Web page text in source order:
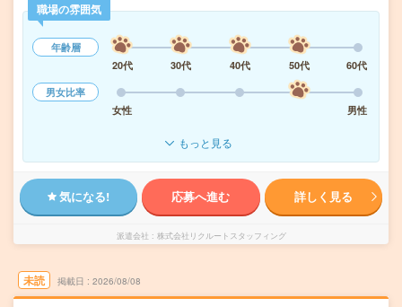
職場の雰囲気
年齢層
20代
30代 40代 50代
60代
男女比率
女性
男性
もっと見る
気になる! 応募へ進む 詳しく見る
派遣会社 株式会社リクルートスタッフィング
未読 掲載日 2026/08/08